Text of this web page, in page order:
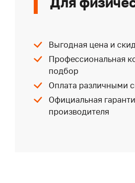
Выгодная цена и
Профессиональная
подбор
Оплата различными
Официальная
производителя